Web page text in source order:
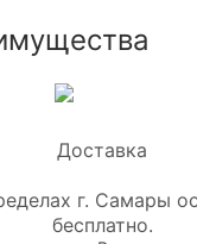
г. Самары
бесплатно.